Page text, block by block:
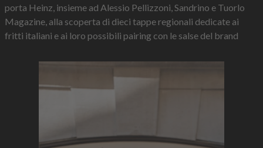
porta Heinz, insieme ad Alessio Pellizzoni, Sandrino e Tuorlo
Magazine, alla scoperta di dieci tappe regionali dedicate ai
fritti italiani e ai loro possibili pairing con le salse del brand